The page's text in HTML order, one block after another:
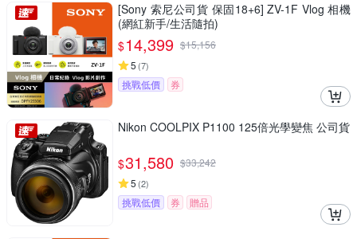
[Sony 索尼公司貨 保固18+6] ZV-1F Vlog 相機
(網紅新手/生活隨拍)
$14,399 $15,156
5 (7)
挑戰低價 券
Nikon COOLPIX P1100 125倍光學變焦 公司貨
$31,580 $33,242
5 (2)
挑戰低價 券 贈品